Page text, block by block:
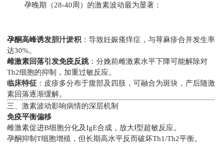
孕晚期（28-40周）的激素波动最为显著：
孕酮高峰诱发胆汁淤积 ：导致妊娠瘙痒症，与荨麻疹合并发生率
达30%。
雌激素回落引发免疫反跳：分娩前雌激素水平下降可能解除对
Th2细胞的抑制，加重过敏反应。
临床特征 ：皮疹多分布于腹部及四肢，可融合为斑块，产后随激
素回落逐渐缓解。
三、激素波动影响病情的深层机制
免疫平衡偏移
雌激素促进B细胞分化及IgE合成，放大Ⅰ型超敏反应。
孕酮抑制T细胞增殖，但长期高水平反而破坏Th1/Th2平衡。